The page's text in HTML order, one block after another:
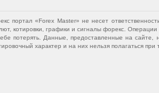
портал «Forex Master» не несет
котировки, графики и сигналы форекс.
потерять. Данные, предоставленные на
характер и на них нельзя полагаться при